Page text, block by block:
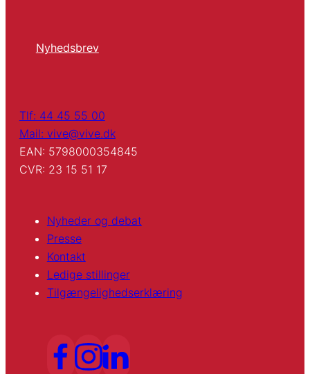
Nyhedsbrev
Tlf: 44 45 55 00
Mail: vive@vive.dk
EAN: 5798000354845
CVR: 23 15 51 17
Nyheder og debat
Presse
Kontakt
Ledige stillinger
Tilgængelighedserklæring